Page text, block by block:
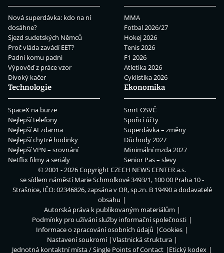
Nová superdávka: kdo na ní
dosáhne?
Sjezd sudetských Němců
Proč vláda zavádí EET?
Padni komu padni
Výpověď z práce vzor
Divoký kačer
MMA
Fotbal 2026/27
Hokej 2026
Tenis 2026
F1 2026
Atletika 2026
Cyklistika 2026
Technologie
SpaceX na burze
Nejlepší telefony
Nejlepší AI zdarma
Nejlepší chytré hodinky
Nejlepší VPN – srovnání
Netflix filmy a seriály
Ekonomika
Smrt OSVČ
Spořicí účty
Superdávka – změny
Důchody 2027
Minimální mzda 2027
Senior Pas – slevy
© 2001 - 2026 CopyrightCZECH NEWS CENTER a.s.
se sídlem náměstí Marie Schmolkové 3493/1, 100 00 Praha 10 -
Strašnice, IČO: 02346826, zapsána v OR, sp.zn. B 19490 a dodavatelé
obsahu
Autorská práva k publikovaným materiálům
Podmínky pro užívání služby informační společnosti
Informace o zpracování osobních údajů
Cookies
Nastavení soukromí
Vlastnická struktura
Jednotná kontaktní místa / Single Points of Contact
Etický kodex